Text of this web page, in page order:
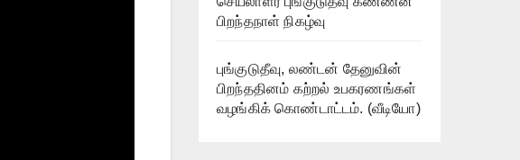
பிறந்தநாள் நிகழ்வு
புங்குடுதீவு, லண்டன் தேனுவின்
பிறந்ததினம் கற்றல் உபகரணங்கள்
வழங்கிக் கொண்டாட்டம். (வீடியோ)